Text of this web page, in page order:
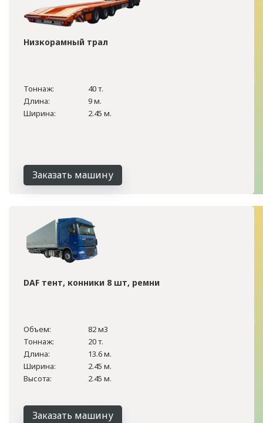
Низкорамный трал
Тоннаж:
40 т.
Длина:
9 м.
Ширина:
2.45 м.
Заказать машину
DAF тент, конники 8 шт, ремни
Объем:
82 м3
Тоннаж:
20 т.
Длина:
13.6 м.
Ширина:
2.45 м.
Высота:
2.45 м.
Заказать машину